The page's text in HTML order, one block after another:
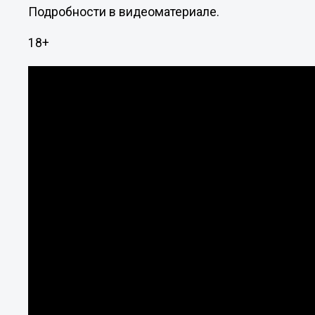
Подробности в видеоматериале.
18+